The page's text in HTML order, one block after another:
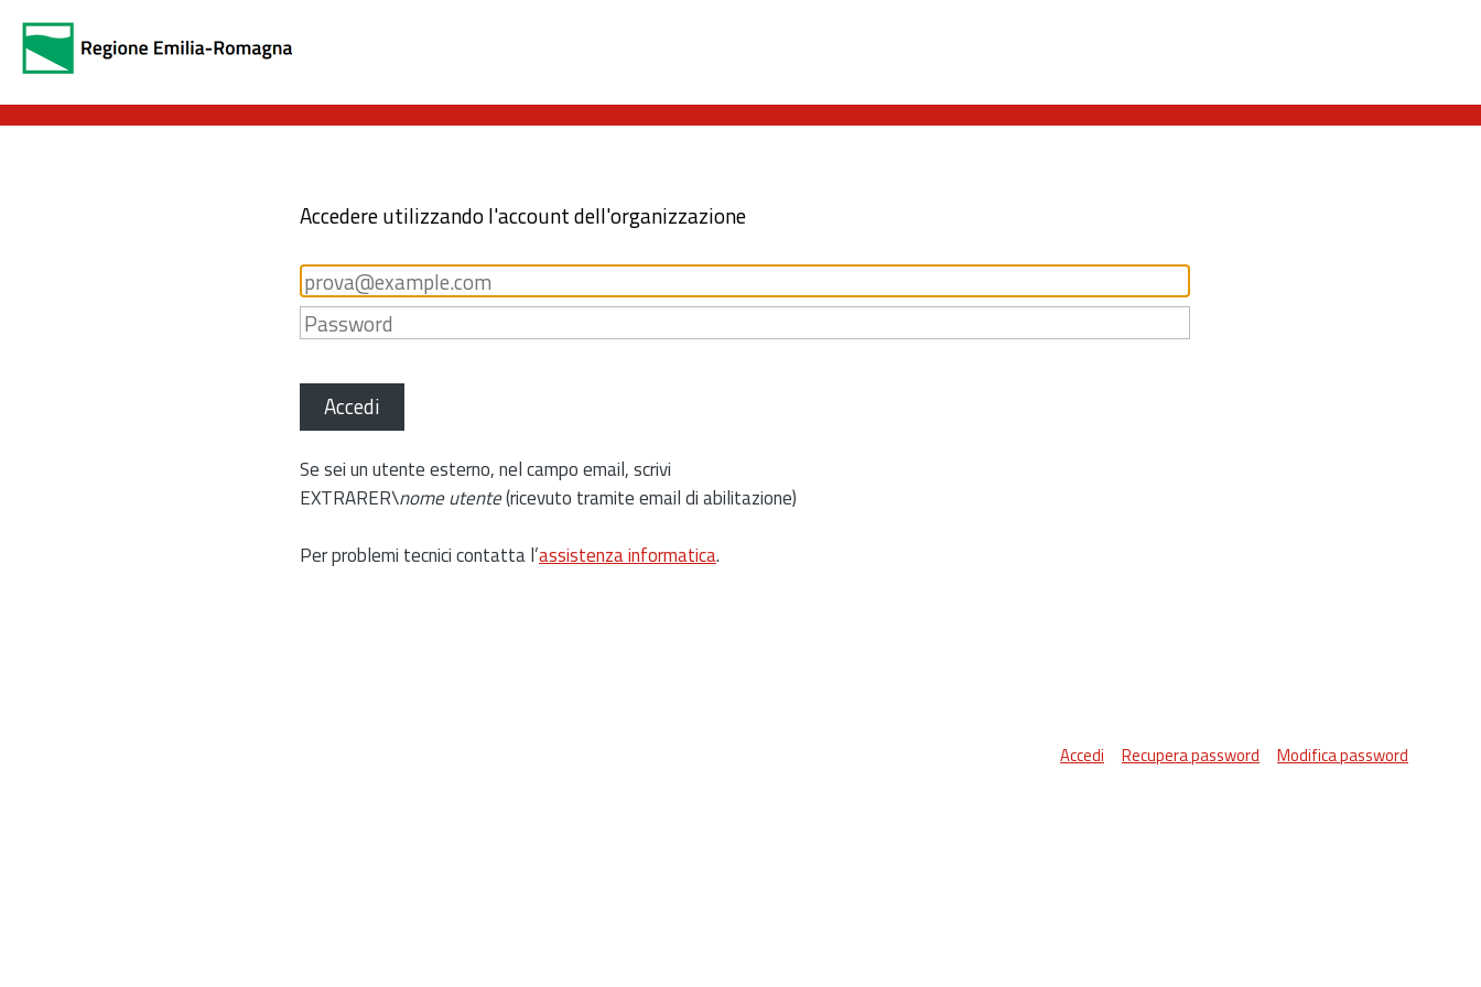
Accedere utilizzando l'account dell'organizzazione
Accedi
Se sei un utente esterno, nel campo email, scrivi
EXTRARER\nome utente(ricevuto tramite email di abilitazione)
Per problemi tecnici contatta l’assistenza informatica.
Accedi Recupera password Modifica password